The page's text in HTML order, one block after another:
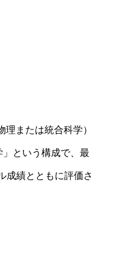
または統合科学）
という構成で、最
成績とともに評価さ